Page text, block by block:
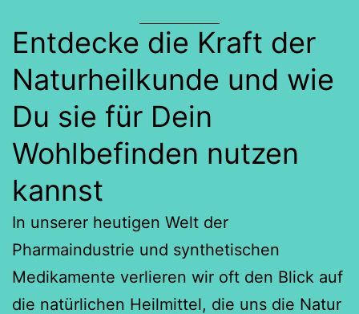
Entdecke die Kraft der
Naturheilkunde und wie
Du sie für Dein
Wohlbefinden nutzen
kannst
In unserer heutigen Welt der
Pharmaindustrie und synthetischen
Medikamente verlieren wir oft den Blick auf
die natürlichen Heilmittel, die uns die Natur